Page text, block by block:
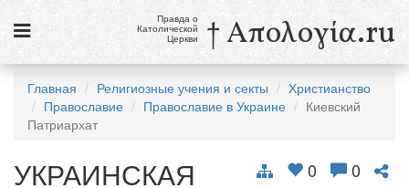
Новости
Правда о
Католической
Церкви † Απολογία.ru
Главная Религиозные учения и секты
Христианство
Православие
Православие в Украине
Киевский
Патриархат
0 0
УКРАИНСКАЯ